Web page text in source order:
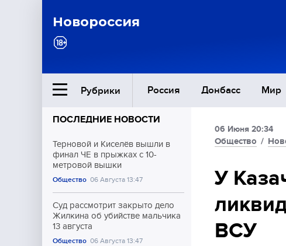
Новороссия
Рубрики Россия Донбасс Мир
Ближний Восток
Общество
Культура
ПОСЛЕДНИЕ НОВОСТИ
Терновой и Киселёв вышли в
финал ЧЕ в прыжках с 10-
метровой вышки
Общество 06 Августа 13:47
Суд рассмотрит закрыто дело
Жилкина об убийстве мальчика
13 августа
Общество 06 Августа 13:47
06 Июня 20:34
Общество /
У
ВСУ